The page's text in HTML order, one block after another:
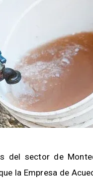
del sector de
la Empresa de